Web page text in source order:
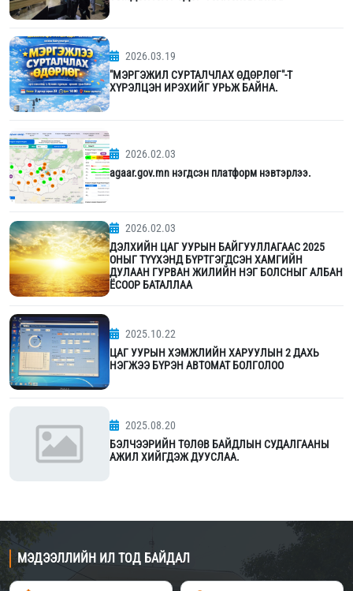
2026.03.19
"МЭРГЭЖИЛ СУРТАЛЧЛАХ ӨДӨРЛӨГ"-Т
ХҮРЭЛЦЭН ИРЭХИЙГ УРЬЖ БАЙНА.
2026.02.03
agaar.gov.mn нэгдсэн платформ нэвтэрлээ.
2026.02.03
ДЭЛХИЙН ЦАГ УУРЫН БАЙГУУЛЛАГААС 2025
ОНЫГ ТҮҮХЭНД БҮРТГЭГДСЭН ХАМГИЙН
ДУЛААН ГУРВАН ЖИЛИЙН НЭГ БОЛСНЫГ АЛБАН
ЁСООР БАТАЛЛАА
2025.10.22
ЦАГ УУРЫН ХЭМЖЛИЙН ХАРУУЛЫН 2 ДАХЬ
НЭГЖЭЭ БҮРЭН АВТОМАТ БОЛГОЛОО
2025.08.20
БЭЛЧЭЭРИЙН ТӨЛӨВ БАЙДЛЫН СУДАЛГААНЫ
АЖИЛ ХИЙГДЭЖ ДУУСЛАА.
МЭДЭЭЛЛИЙН ИЛ ТОД БАЙДАЛ